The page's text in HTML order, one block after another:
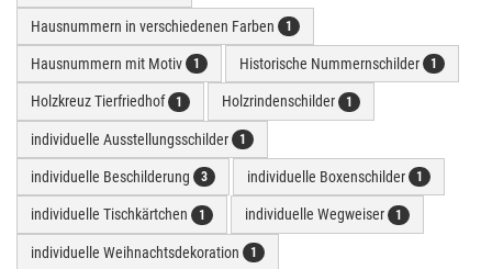
Hausnummern in verschiedenen Farben 1
Hausnummern mit Motiv 1 Historische Nummernschilder 1
Holzkreuz Tierfriedhof 1 Holzrindenschilder 1
individuelle Ausstellungsschilder 1
individuelle Beschilderung 3 individuelle Boxenschilder 1
individuelle Tischkärtchen 1 individuelle Wegweiser 1
individuelle Weihnachtsdekoration 1